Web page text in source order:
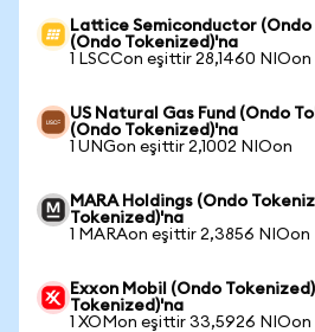
Lattice Semiconductor
(Ondo Tokenized)'na
1 LSCCon eşittir 28,1460 NIOon
US Natural Gas Fund (Ondo
(Ondo Tokenized)'na
1 UNGon eşittir 2,1002 NIOon
MARA Holdings (Ondo
Tokenized)'na
1 MARAon eşittir 2,3856 NIOon
Exxon Mobil (Ondo
Tokenized)'na
1 XOMon eşittir 33,5926 NIOon